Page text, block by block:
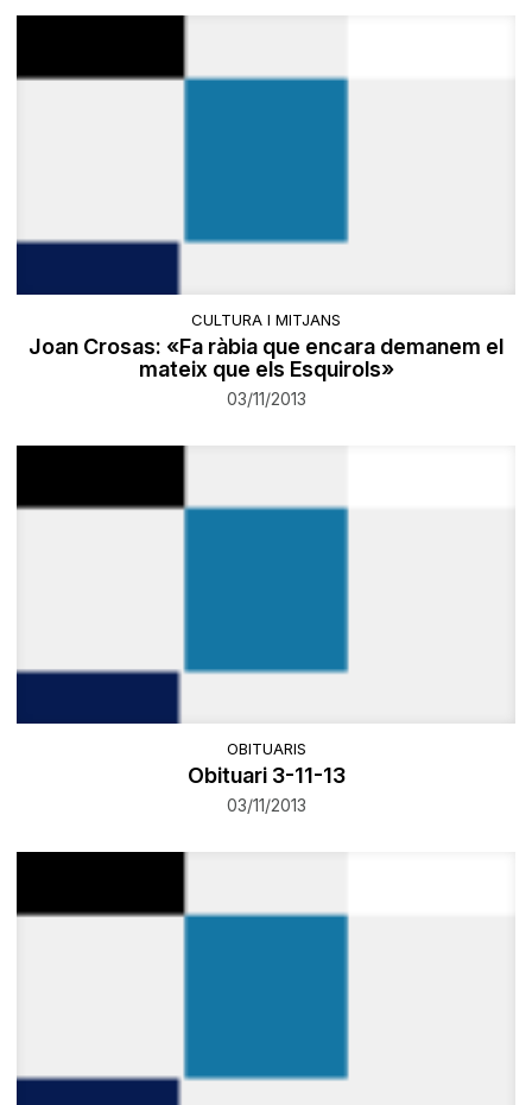
CULTURA I MITJANS
Joan Crosas: «Fa ràbia que encara demanem el
mateix que els Esquirols»
03/11/2013
OBITUARIS
Obituari 3-11-13
03/11/2013